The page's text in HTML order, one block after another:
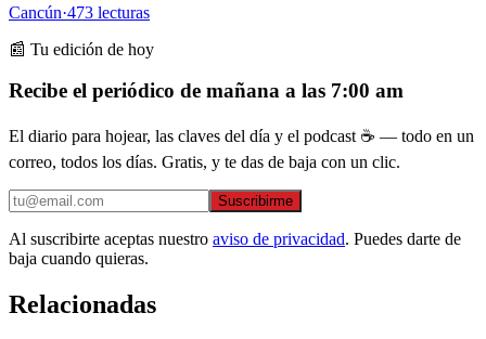
Cancún·473 lecturas
📰 Tu edición de hoy
Recibe el periódico de mañana a las 7:00 am
El diario para hojear, las claves del día y el podcast ☕ — todo en un
correo, todos los días. Gratis, y te das de baja con un clic.
Suscribirme
Al suscribirte aceptas nuestro aviso de privacidad. Puedes darte de
baja cuando quieras.
Relacionadas